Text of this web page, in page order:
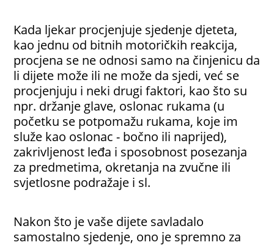
Kada ljekar procjenjuje sjedenje djeteta,
kao jednu od bitnih motoričkih reakcija,
procjena se ne odnosi samo na činjenicu da
li dijete može ili ne može da sjedi, već se
procjenjuju i neki drugi faktori, kao što su
npr. držanje glave, oslonac rukama (u
početku se potpomažu rukama, koje im
služe kao oslonac - bočno ili naprijed),
zakrivljenost leđa i sposobnost posezanja
za predmetima, okretanja na zvučne ili
svjetlosne podražaje i sl.
Nakon što je vaše dijete savladalo
samostalno sjedenje, ono je spremno za